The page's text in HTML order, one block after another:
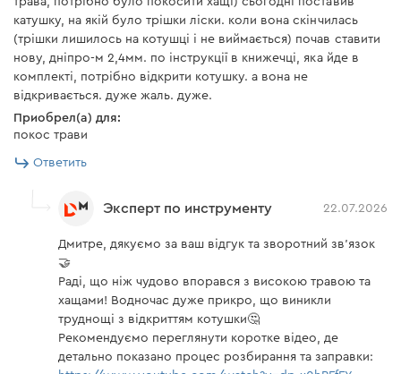
Эргономика и комфорт
в работе как для правшей, так и для левшей.
маневренным.
Особенности конструкции позволяют легче
справляться с кустами, которые находятся
вплотную к препятствиям: стенам, бордюрам и
Ключ шестигранный 5 мм 1 шт.
Комплект крепежных
винтов
1 шт.
Наплечный ремень
Неподвижный режущий
Инструкция пользователя
Скачать инструкцию к "Триммер электрический Dnipro-
катушку, на якій було трішки ліски. коли вона скінчилась
(трішки лишилось на котушці і не виймається) почав ставити
нову, дніпро-м 2,4мм. по інструкції в книжечці, яка йде в
комплекті, потрібно відкрити котушку. а вона не
відкривається. дуже жаль. дуже.
Приобрел(а) для:
покос трави
Ответить
Эксперт по инструменту 22.07.2026
Дмитре, дякуємо за ваш відгук та зворотний зв'язок
🤝
Раді, що ніж чудово впорався з високою травою та
хащами! Водночас дуже прикро, що виникли
труднощі з відкриттям котушки🤔
Рекомендуємо переглянути коротке відео, де
детально показано процес розбирання та заправки: